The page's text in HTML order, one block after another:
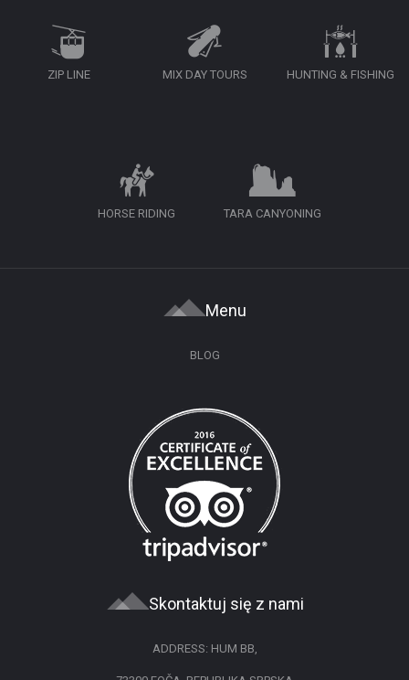
ZIP LINE MIX DAY TOURS HUNTING & FISHING
HORSE RIDING TARA CANYONING
Menu
BLOG
Skontaktuj się z nami
ADDRESS: HUM BB,